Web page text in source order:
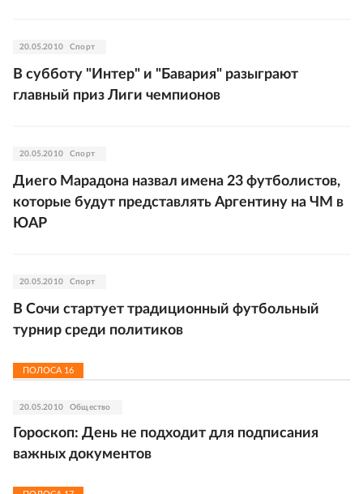
20.05.2010 Спорт
В субботу "Интер" и "Бавария" разыграют
главный приз Лиги чемпионов
20.05.2010 Спорт
Диего Марадона назвал имена 23 футболистов,
которые будут представлять Аргентину на ЧМ в
ЮАР
20.05.2010 Спорт
В Сочи стартует традиционный футбольный
турнир среди политиков
ПОЛОСА 16
20.05.2010 Общество
Гороскоп: День не подходит для подписания
важных документов